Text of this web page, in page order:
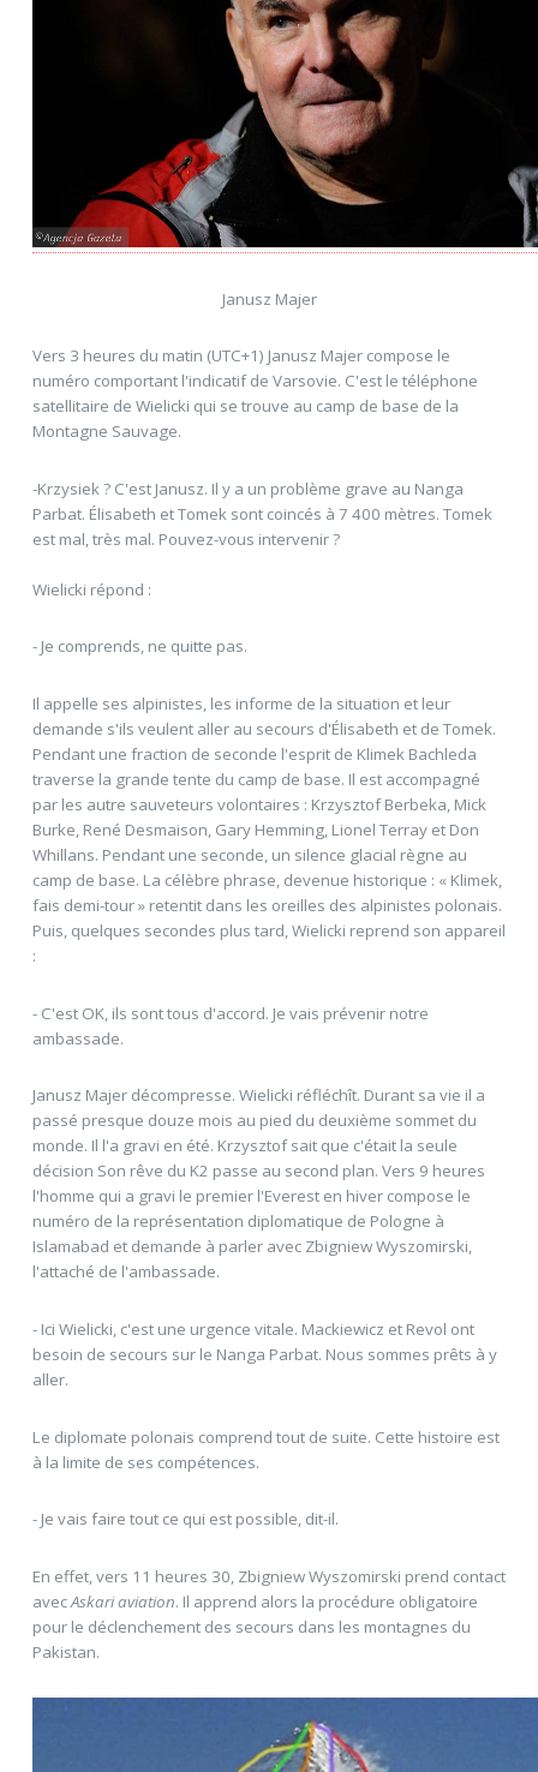
Janusz Majer
Vers 3 heures du matin (UTC+1) Janusz Majer compose le
numéro comportant l'indicatif de Varsovie. C'est le téléphone
satellitaire de Wielicki qui se trouve au camp de base de la
Montagne Sauvage.
-Krzysiek ? C'est Janusz. Il y a un problème grave au Nanga
Parbat. Élisabeth et Tomek sont coincés à 7 400 mètres. Tomek
est mal, très mal. Pouvez-vous intervenir ?
Wielicki répond :
- Je comprends, ne quitte pas.
Il appelle ses alpinistes, les informe de la situation et leur
demande s'ils veulent aller au secours d'Élisabeth et de Tomek.
Pendant une fraction de seconde l'esprit de Klimek Bachleda
traverse la grande tente du camp de base. Il est accompagné
par les autre sauveteurs volontaires : Krzysztof Berbeka, Mick
Burke, René Desmaison, Gary Hemming, Lionel Terray et Don
Whillans. Pendant une seconde, un silence glacial règne au
camp de base. La célèbre phrase, devenue historique : « Klimek,
fais demi-tour » retentit dans les oreilles des alpinistes polonais.
Puis, quelques secondes plus tard, Wielicki reprend son appareil
:
- C'est OK, ils sont tous d'accord. Je vais prévenir notre
ambassade.
Janusz Majer décompresse. Wielicki réfléchît. Durant sa vie il a
passé presque douze mois au pied du deuxième sommet du
monde. Il l'a gravi en été. Krzysztof sait que c'était la seule
décision Son rêve du K2 passe au second plan. Vers 9 heures
l'homme qui a gravi le premier l'Everest en hiver compose le
numéro de la représentation diplomatique de Pologne à
Islamabad et demande à parler avec Zbigniew Wyszomirski,
l'attaché de l'ambassade.
- Ici Wielicki, c'est une urgence vitale. Mackiewicz et Revol ont
besoin de secours sur le Nanga Parbat. Nous sommes prêts à y
aller.
Le diplomate polonais comprend tout de suite. Cette histoire est
à la limite de ses compétences.
- Je vais faire tout ce qui est possible, dit-il.
En effet, vers 11 heures 30, Zbigniew Wyszomirski prend contact
avecAskari aviation. Il apprend alors la procédure obligatoire
pour le déclenchement des secours dans les montagnes du
Pakistan.